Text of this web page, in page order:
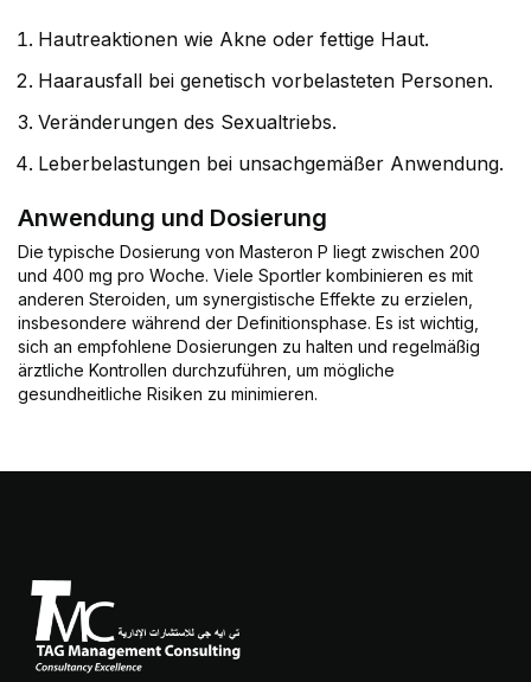
Hautreaktionen wie Akne oder fettige Haut.
Haarausfall bei genetisch vorbelasteten Personen.
Veränderungen des Sexualtriebs.
Leberbelastungen bei unsachgemäßer Anwendung.
Anwendung und Dosierung
Die typische Dosierung von Masteron P liegt zwischen 200
und 400 mg pro Woche. Viele Sportler kombinieren es mit
anderen Steroiden, um synergistische Effekte zu erzielen,
insbesondere während der Definitionsphase. Es ist wichtig,
sich an empfohlene Dosierungen zu halten und regelmäßig
ärztliche Kontrollen durchzuführen, um mögliche
gesundheitliche Risiken zu minimieren.